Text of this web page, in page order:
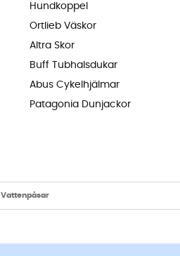
Hundkoppel
Ortlieb Väskor
Altra Skor
Buff Tubhalsdukar
Abus Cykelhjälmar
Patagonia Dunjackor
Vattenpåsar